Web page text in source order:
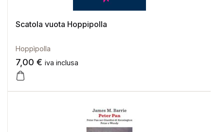
Scatola vuota Hoppipolla
Hoppìpolla
7,00 € iva inclusa